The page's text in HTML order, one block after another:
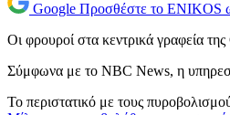
Google Προσθέστε το ENIKOS
Οι φρουροί στα κεντρικά γραφεία
Σύμφωνα με το NBC News, η
Το περιστατικό με τους